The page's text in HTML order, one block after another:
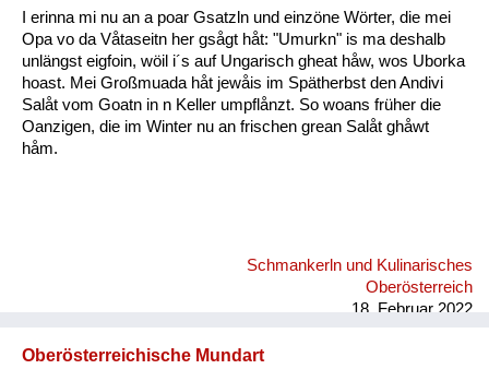
I erinna mi nu an a poar Gsatzln und einzöne Wörter, die mei
Opa vo da Våtaseitn her gsågt håt: "Umurkn" is ma deshalb
unlängst eigfoin, wöil i´s auf Ungarisch gheat håw, wos Uborka
hoast. Mei Großmuada håt jewåis im Spätherbst den Andivi
Salåt vom Goatn in n Keller umpflånzt. So woans früher die
Oanzigen, die im Winter nu an frischen grean Salåt ghåwt
håm.
Schmankerln und Kulinarisches
Oberösterreich
18. Februar 2022
Oberösterreichische Mundart